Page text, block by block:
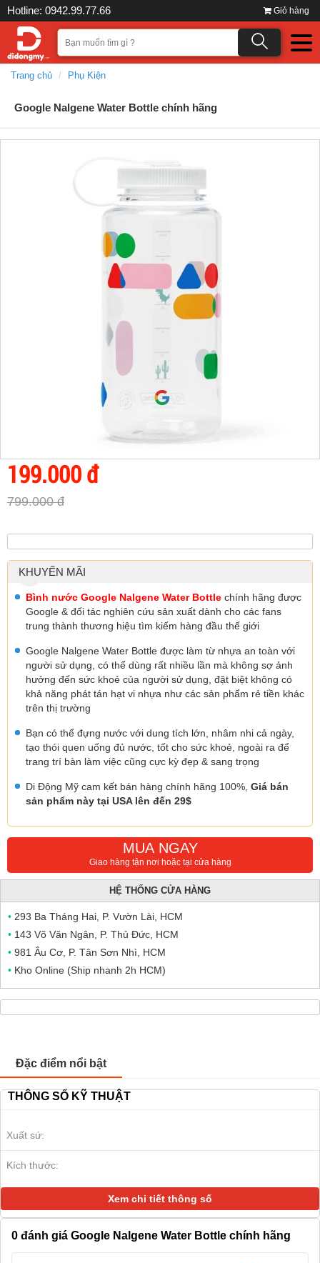
Hotline: 0942.99.77.66 Giỏ hàng
Trang chủ Phụ Kiện
Google Nalgene Water Bottle chính hãng
199.000 đ
799.000 đ
KHUYẾN MÃI
Bình nước Google Nalgene Water Bottle chính hãng được
Google & đối tác nghiên cứu sản xuất dành cho các fans
trung thành thương hiệu tìm kiếm hàng đầu thế giới
Google Nalgene Water Bottle được làm từ nhựa an toàn với
người sử dụng, có thể dùng rất nhiều lần mà không sợ ảnh
hưởng đến sức khoẻ của người sử dụng, đặt biệt không có
khả năng phát tán hạt vi nhựa như các sản phẩm rẻ tiền khác
trên thị trường
Bạn có thể đựng nước với dung tích lớn, nhâm nhi cả ngày,
tạo thói quen uống đủ nước, tốt cho sức khoẻ, ngoài ra để
trang trí bàn làm việc cũng cực kỳ đẹp & sang trọng
Di Động Mỹ cam kết bán hàng chính hãng 100%, Giá bán
sản phẩm này tại USA lên đến 29$
MUA NGAY
Giao hàng tận nơi hoặc tại cửa hàng
HỆ THỐNG CỬA HÀNG
• 293 Ba Tháng Hai, P. Vườn Lài, HCM
• 143 Võ Văn Ngân, P. Thủ Đức, HCM
• 981 Âu Cơ, P. Tân Sơn Nhì, HCM
• Kho Online (Ship nhanh 2h HCM)
Đặc điểm nổi bật
THÔNG SỐ KỸ THUẬT
Xuất sứ:
Kích thước:
Xem chi tiết thông số
0 đánh giá Google Nalgene Water Bottle chính hãng